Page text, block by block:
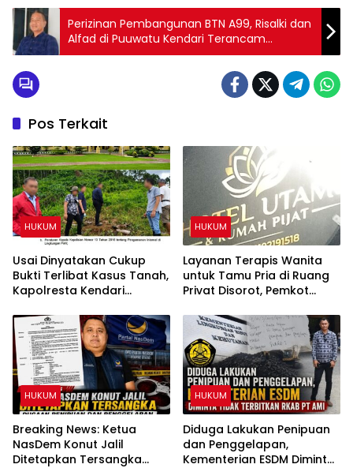
Perizinan Pembangunan BTN A99, Risalki dan
Alfad di Puuwatu Kendari Terancam
Dibekukan
Pos Terkait
HUKUM
Usai Dinyatakan Cukup
Bukti Terlibat Kasus Tanah,
Kapolresta Kendari
dari Jabatan
HUKUM
Layanan Terapis Wanita
untuk Tamu Pria di Ruang
Privat Disorot, Pemkot
Perizinan Rumah Pijat Utami
HUKUM
Breaking News: Ketua
NasDem Konut Jalil
Ditetapkan Tersangka
HUKUM
Diduga Lakukan Penipuan
dan Penggelapan,
Kementerian ESDM Diminta